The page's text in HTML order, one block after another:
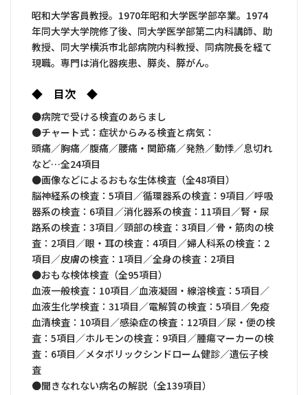
昭和大学客員教授。1970年昭和大学医学部卒業。1974
年同大学大学院修了後、同大学医学部第二内科講師、助
教授、同大学横浜市北部病院内科教授、同病院長を経て
現職。専門は消化器疾患、膵炎、膵がん。
◆ 目次 ◆
●病院で受ける検査のあらまし
●チャート式：症状からみる検査と病気：
頭痛／胸痛／腹痛／腰痛・関節痛／発熱／動悸／息切れ
など…全24項目
●画像などによるおもな生体検査（全48項目）
脳神経系の検査：5項目／循環器系の検査：9項目／呼吸
器系の検査：6項目／消化器系の検査：11項目／腎・尿
路系の検査：3項目／頸部の検査：3項目／骨・筋肉の検
査：2項目／眼・耳の検査：4項目／婦人科系の検査：2
項目／皮膚の検査：1項目／全身の検査：2項目
●おもな検体検査（全95項目）
血液一般検査：10項目／血液凝固・線溶検査：5項目／
血液生化学検査：31項目／電解質の検査：5項目／免疫
血清検査：10項目／感染症の検査：12項目／尿・便の検
査：5項目／ホルモンの検査：9項目／腫瘍マーカーの検
査：6項目／メタボリックシンドローム健診／遺伝子検
査
●聞きなれない病名の解説（全139項目）